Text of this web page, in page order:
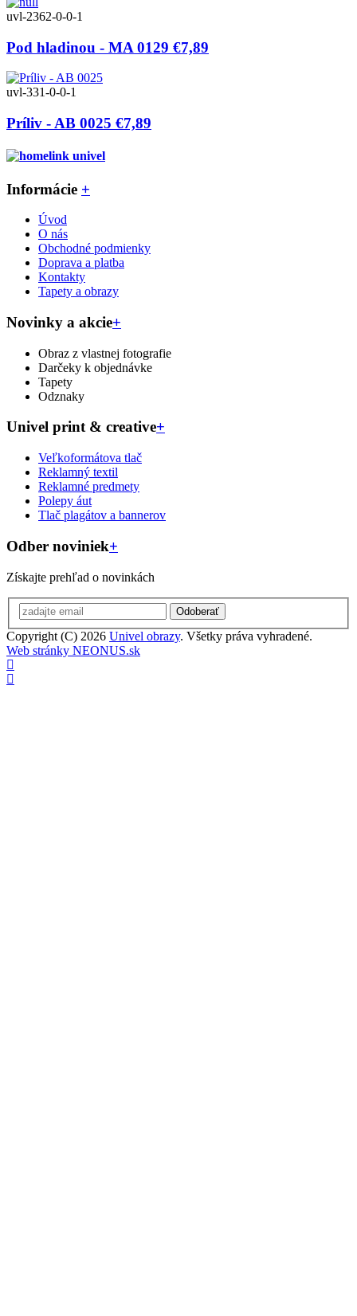
uvl-2362-0-0-1
Pod hladinou - MA 0129 €7,89
uvl-331-0-0-1
Príliv - AB 0025 €7,89
Informácie +
Úvod
O nás
Obchodné podmienky
Doprava a platba
Kontakty
Tapety a obrazy
Novinky a akcie+
Obraz z vlastnej fotografie
Darčeky k objednávke
Tapety
Odznaky
Univel print & creative+
Veľkoformátova tlač
Reklamný textil
Reklamné predmety
Polepy áut
Tlač plagátov a bannerov
Odber noviniek+
Získajte prehľad o novinkách
Odoberať
Copyright (C) 2026 Univel obrazy. Všetky práva vyhradené.
Web stránky NEONUS.sk